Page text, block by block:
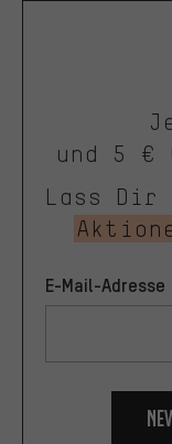
und 5 €
Lass Dir
E-Mail-Adresse